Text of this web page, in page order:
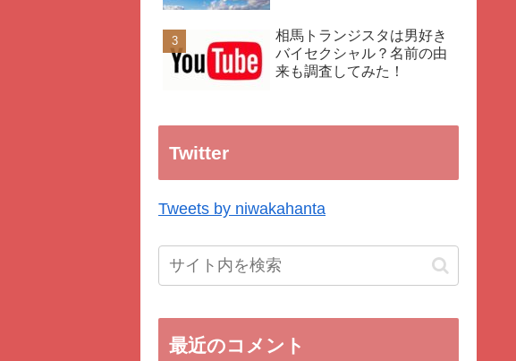
相馬トランジスタは男好き
バイセクシャル？名前の由
来も調査してみた！
Twitter
Tweets by niwakahanta
最近のコメント